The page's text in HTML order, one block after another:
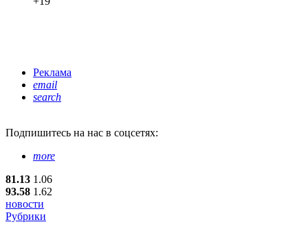
Реклама
email
search
Подпишитесь на нас в соцсетях:
more
81.13 1.06
93.58 1.62
новости
Рубрики